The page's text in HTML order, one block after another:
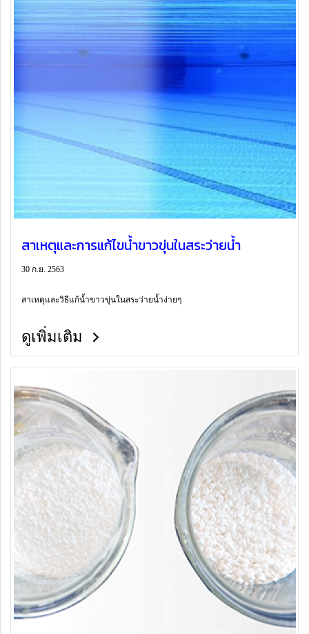
สาเหตุและการแก้ไขน้ำขาวขุ่นในสระว่ายน้ำ
30 ก.ย. 2563
สาเหตุและวิธีแก้น้ำขาวขุ่นในสระว่ายน้ำง่ายๆ
ดูเพิ่มเติม